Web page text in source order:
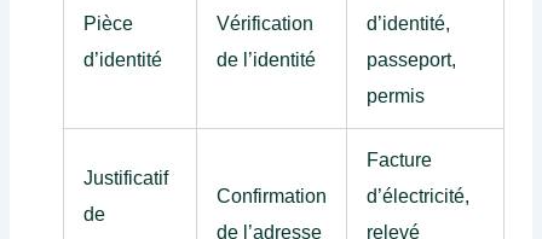
Pièce
d’identité
Vérification
de l’identité
d’identité,
passeport,
permis
Justificatif
de
Confirmation
de l’adresse
Facture
d’électricité,
relevé